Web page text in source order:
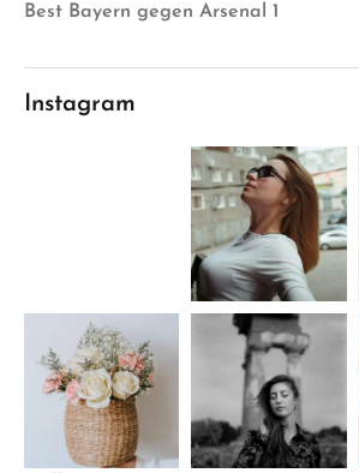
Best Bayern gegen Arsenal 1
Instagram